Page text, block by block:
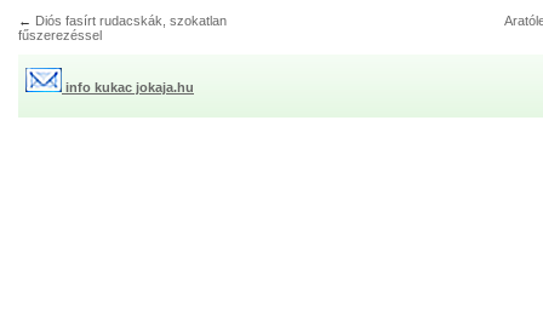
← Diós fasírt rudacskák, szokatlan
fűszerezéssel
info kukac jokaja.hu